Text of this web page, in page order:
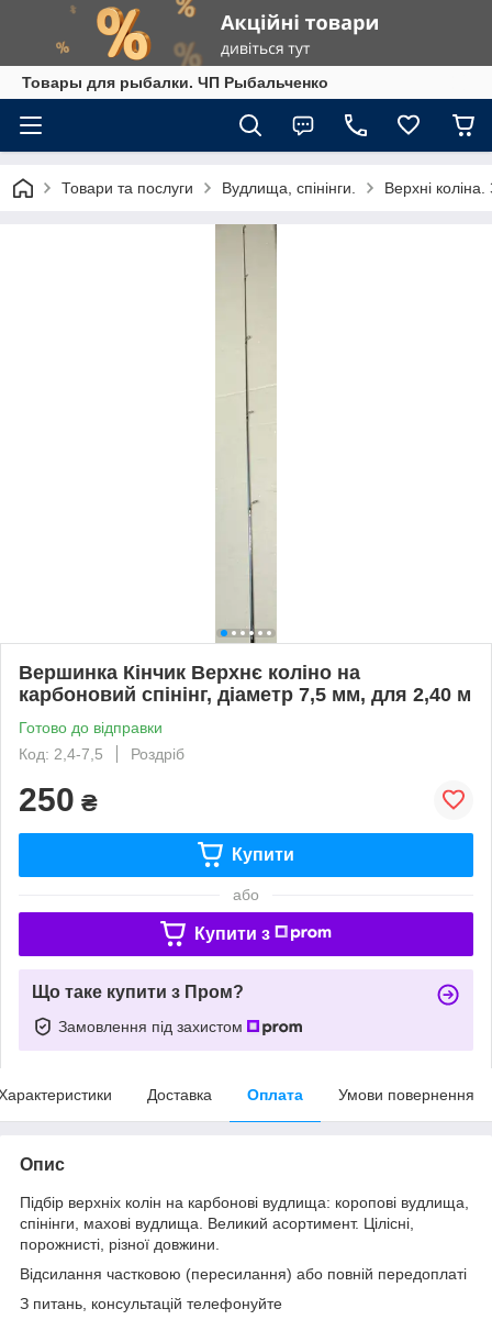
Товары для рыбалки. ЧП Рыбальченко
Товари та послуги Вудлища, спінінги. Верхні коліна.
Вершинка Кінчик Верхнє коліно на
карбоновий спінінг, діаметр 7,5 мм, для 2,40 м
Готово до відправки
Код: 2,4-7,5
Роздріб
250 ₴
Купити
або
Купити з
Що таке купити з Пром?
Замовлення під захистом
Доставка Оплата Умови повернення
Опис
Підбір верхніх колін на карбонові вудлища: коропові вудлища,
спінінги, махові вудлища. Великий асортимент. Цілісні,
порожнисті, різної довжини.
Відсилання частковою (пересилання) або повній передоплаті
З питань, консультацій телефонуйте